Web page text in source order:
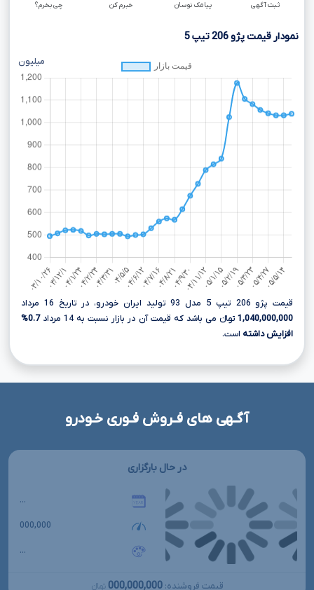
ثبت آگهی پیامک نوسان خبرم کن چی بخرم؟
نمودار قیمت پژو206تیپ5
میلیون
قیمت پژو 206 تیپ 5 مدل 93 تولید ایران خودرو، در تاریخ 16 مرداد
1,040,000,000 تومانءءء می باشد که قیمت آن در بازار نسبت به 14 مرداد
0.7%
افزایش داشته است.
آگـهی های فـروش فـوری خـودرو
در حال بارگزاری
...
000,000
...
قیمت فروشنده: 000,000,000 تومانءءء